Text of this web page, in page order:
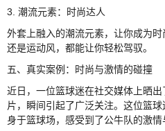
3. 潮流元素：时尚达人
外套上融入的潮流元素，让你成为
还是运动风，都能让你轻松驾驭。
五、真实案例：时尚与激情的碰撞
近日，一位篮球迷在社交媒体上晒
片，瞬间引起了广泛关注。这位篮
身于篮球场，感受到了公牛队的激情